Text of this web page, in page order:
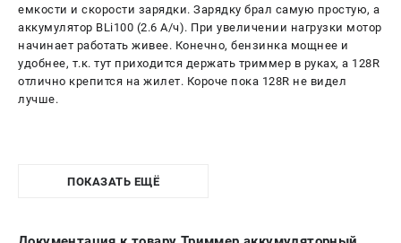
емкости и скорости зарядки. Зарядку брал самую простую, а
аккумулятор BLi100 (2.6 А/ч). При увеличении нагрузки мотор
начинает работать живее. Конечно, бензинка мощнее и
удобнее, т.к. тут приходится держать триммер в руках, а 128R
отлично крепится на жилет. Короче пока 128R не видел
лучше.
ПОКАЗАТЬ ЕЩЁ